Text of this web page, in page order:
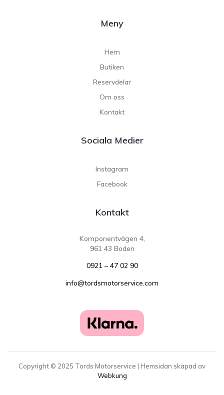
Meny
Hem
Butiken
Reservdelar
Om oss
Kontakt
Sociala Medier
Instagram
Facebook
Kontakt
Komponentvägen 4,
961 43 Boden
0921 – 47 02 90
info@tordsmotorservice.com
Copyright © 2025 Tords Motorservice | Hemsidan skapad av
Webkung